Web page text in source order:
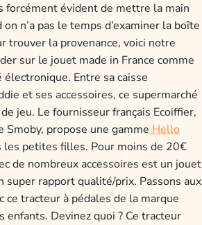
forcément évident de mettre la main
n’a pas le temps d’examiner la boîte
trouver la provenance, voici notre
sur le jouet made in France comme
électronique. Entre sa caisse
et ses accessoires, ce supermarché
jeu. Le fournisseur français Ecoiffier,
Smoby, propose une gamme Hello
les petites filles. Pour moins de 20€
de nombreux accessoires est un jouet
super rapport qualité/prix. Passons aux
ce tracteur à pédales de la marque
enfants. Devinez quoi ? Ce tracteur